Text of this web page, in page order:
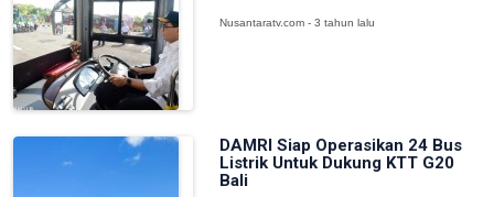
Nusantaratv.com - 3 tahun lalu
DAMRI Siap Operasikan 24 Bus
Listrik Untuk Dukung KTT G20
Bali